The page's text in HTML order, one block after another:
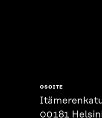
OSOITE
00181